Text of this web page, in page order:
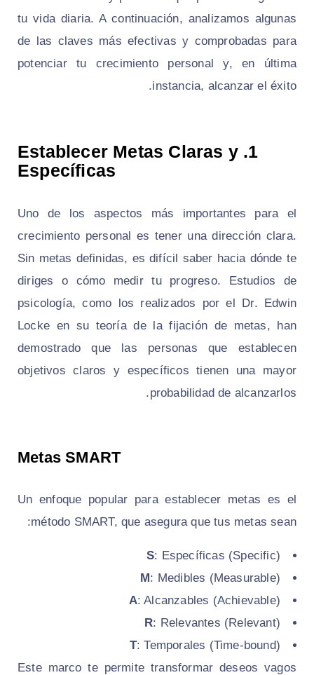
tu vida diaria. A continuación, analizamos algunas
de las claves más efectivas y comprobadas para
potenciar tu crecimiento personal y, en última
instancia, alcanzar el éxito.
1. Establecer Metas Claras y
Específicas
Uno de los aspectos más importantes para el
crecimiento personal es tener una dirección clara.
Sin metas definidas, es difícil saber hacia dónde te
diriges o cómo medir tu progreso. Estudios de
psicología, como los realizados por el Dr. Edwin
Locke en su teoría de la fijación de metas, han
demostrado que las personas que establecen
objetivos claros y específicos tienen una mayor
probabilidad de alcanzarlos.
Metas SMART
Un enfoque popular para establecer metas es el
método SMART, que asegura que tus metas sean:
S: Específicas (Specific)
M: Medibles (Measurable)
A: Alcanzables (Achievable)
R: Relevantes (Relevant)
T: Temporales (Time-bound)
Este marco te permite transformar deseos vagos